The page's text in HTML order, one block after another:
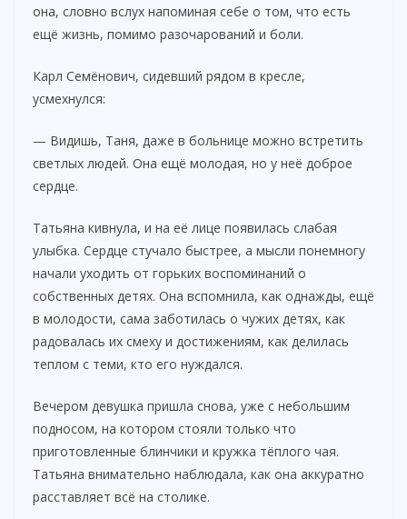
она, словно вслух напоминая себе о том, что есть
ещё жизнь, помимо разочарований и боли.
Карл Семёнович, сидевший рядом в кресле,
усмехнулся:
— Видишь, Таня, даже в больнице можно встретить
светлых людей. Она ещё молодая, но у неё доброе
сердце.
Татьяна кивнула, и на её лице появилась слабая
улыбка. Сердце стучало быстрее, а мысли понемногу
начали уходить от горьких воспоминаний о
собственных детях. Она вспомнила, как однажды, ещё
в молодости, сама заботилась о чужих детях, как
радовалась их смеху и достижениям, как делилась
теплом с теми, кто его нуждался.
Вечером девушка пришла снова, уже с небольшим
подносом, на котором стояли только что
приготовленные блинчики и кружка тёплого чая.
Татьяна внимательно наблюдала, как она аккуратно
расставляет всё на столике.